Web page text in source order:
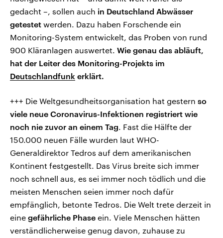
gedacht –, sollen auch in Deutschland Abwässer
getestet werden. Dazu haben Forschende ein
Monitoring-System entwickelt, das Proben von rund
900 Kläranlagen auswertet. Wie genau das abläuft,
hat der Leiter des Monitoring-Projekts im
Deutschlandfunk erklärt.
+++ Die Weltgesundheitsorganisation hat gestern so
viele neue Coronavirus-Infektionen registriert wie
noch nie zuvor an einem Tag. Fast die Hälfte der
150.000 neuen Fälle wurden laut WHO-
Generaldirektor Tedros auf dem amerikanischen
Kontinent festgestellt. Das Virus breite sich immer
noch schnell aus, es sei immer noch tödlich und die
meisten Menschen seien immer noch dafür
empfänglich, betonte Tedros. Die Welt trete derzeit in
eine gefährliche Phase ein. Viele Menschen hätten
verständlicherweise genug davon, zuhause zu